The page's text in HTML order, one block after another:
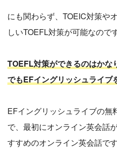
にも関わらず、TOEIC対策や
しいTOEFL対策が可能なのです
TOEFL対策ができるのはかな
でもEFイングリッシュライブ
EFイングリッシュライブの無
で、最初にオンライン英会話
すすめのオンライン英会話です